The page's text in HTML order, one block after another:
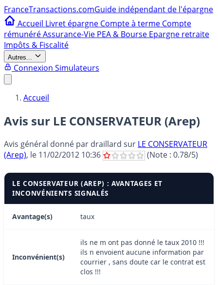
FranceTransactions.comGuide indépendant de l'épargne
Accueil Livret épargne Compte à terme Compte
rémunéréAssurance-Vie PEA & Bourse Epargne retraite
Impôts & Fiscalité
Autres...
Connexion Simulateurs
Accueil
Avis sur LE CONSERVATEUR (Arep)
Avis général donné par draillard sur LE CONSERVATEUR
(Arep), le 11/02/2012 10:36 (Note : 0.78/5)
LE CONSERVATEUR (AREP) : AVANTAGES ET
INCONVÉNIENTS SIGNALÉS
Avantage(s) taux
Inconvénient(s)
ils ne m ont pas donné le taux 2010 !!!
ils n envoient aucune information par
courrier , sans doute car le contrat est
clos !!!